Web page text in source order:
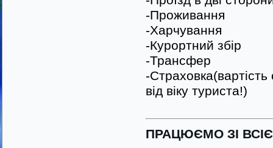
-Проживання
-Харчування
-Курортний збір
-Трансфер
-
від віку туриста!)
ПРАЦЮЄМО ЗІ